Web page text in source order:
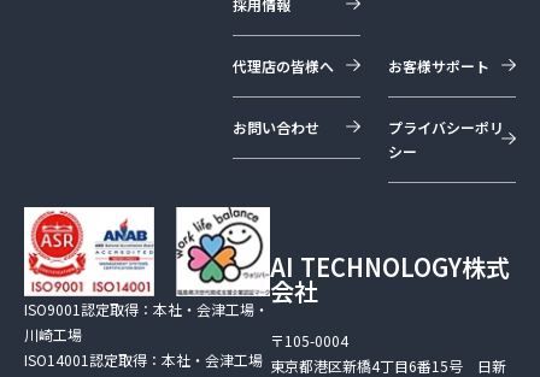
採用情報
代理店の皆様へ お客様サポート
お問い合わせ
プライバシーポリ
シー
AI TECHNOLOGY株式
会社
〒105-0004
東京都港区新橋4丁目6番15号 日新
ISO9001認定取得：本社・会津工場・
川崎工場
ISO14001認定取得：本社・会津工場